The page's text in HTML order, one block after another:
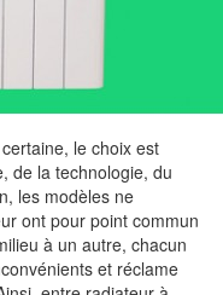
le choix est
de la technologie, du
les modèles ne
ont pour point commun
à un autre, chacun
et réclame